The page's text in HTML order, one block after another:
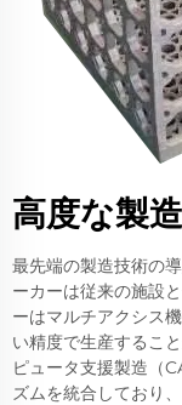
高度な製
最先端の製造技術の
ーカーは従来の施設
ーはマルチアクシス
い精度で生産するこ
ピュータ支援製造（
ズムを統合しており